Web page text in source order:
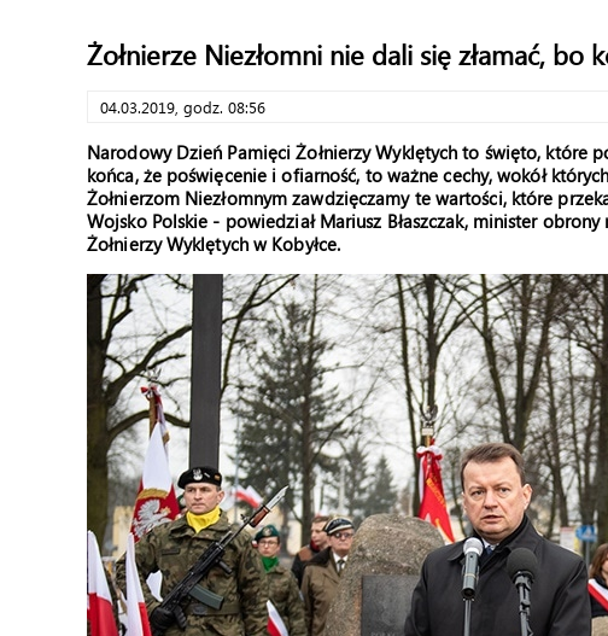
Żołnierze Niezłomni nie dali się złamać, bo
04.03.2019, godz. 08:56
Narodowy Dzień Pamięci Żołnierzy Wyklętych to święto, które
końca, że poświęcenie i ofiarność, to ważne cechy, wokół
Żołnierzom Niezłomnym zawdzięczamy te wartości, które
Wojsko Polskie - powiedział Mariusz Błaszczak, minister
Żołnierzy Wyklętych w Kobyłce.